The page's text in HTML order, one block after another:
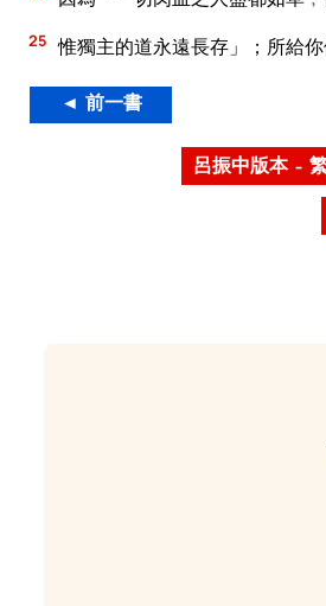
25 惟獨主的道永遠長存」；所給你
◄ 前一書
呂振中版本 –